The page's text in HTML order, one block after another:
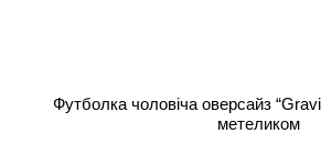
Футболка чоловіча оверсайз
метеликом